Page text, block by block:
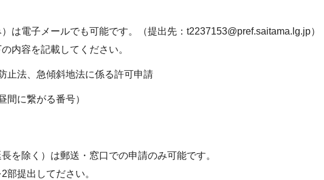
は電子メールでも可能です。（提出先：t2237153@pref.saitama.lg.jp）
内容を記載してください。
法、急傾斜地法に係る許可申請
に繋がる番号）
を除く）は郵送・窓口での申請のみ可能です。
部提出してださい。